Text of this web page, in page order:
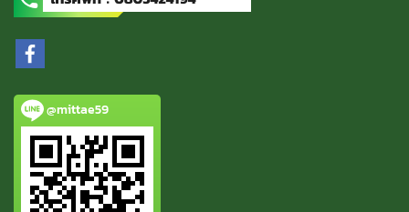
@mittae59